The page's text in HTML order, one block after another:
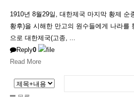
1910년 8월29일, 대한제국 마지막 황제 순
황후)을 시해한 만고의 원수들에게 나라를
으로 대한제국(고종, ...
Reply0
Read More